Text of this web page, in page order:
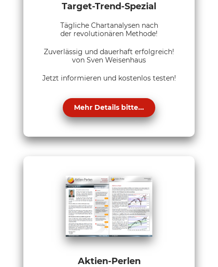
Target-Trend-Spezial
Tägliche Chartanalysen nach
der revolutionären Methode!
Zuverlässig und dauerhaft erfolgreich!
von Sven Weisenhaus
Jetzt informieren und kostenlos testen!
Mehr Details bitte...
Aktien-Perlen